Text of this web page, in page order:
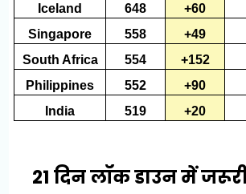
Iceland
648 +60
Singapore
558 +49
South Africa
554
+152
Philippines
552 +90
India
519 +20
21 दिन लॉक डाउन में